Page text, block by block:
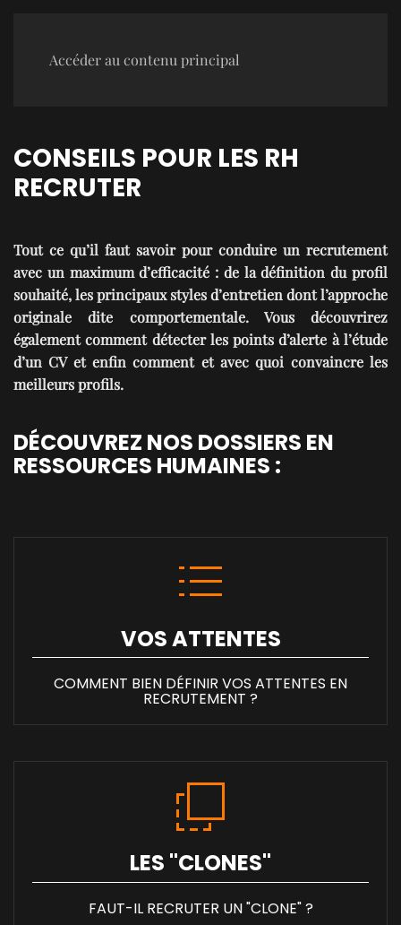
Accéder au contenu principal
CONSEILS POUR LES RH
RECRUTER
Tout ce qu’il faut savoir pour conduire un recrutement
avec un maximum d’efficacité : de la définition du profil
souhaité, les principaux styles d’entretien dont l’approche
originale dite comportementale. Vous découvrirez
également comment détecter les points d’alerte à l’étude
d’un CV et enfin comment et avec quoi convaincre les
meilleurs profils.
DÉCOUVREZ NOS DOSSIERS EN
RESSOURCES HUMAINES :
VOS ATTENTES
COMMENT BIEN DÉFINIR VOS ATTENTES EN
RECRUTEMENT ?
LES "CLONES"
FAUT-IL RECRUTER UN "CLONE" ?